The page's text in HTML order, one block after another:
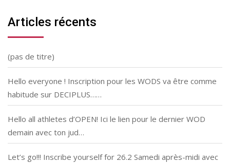
Articles récents
(pas de titre)
Hello everyone ! Inscription pour les WODS va être comme
habitude sur DECIPLUS……
Hello all athletes d’OPEN! Ici le lien pour le dernier WOD
demain avec ton jud…
Let’s go!!! Inscribe yourself for 26.2 Samedi après-midi avec